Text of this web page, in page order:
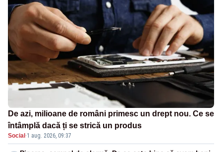
De azi, milioane de români primesc un drept nou. Ce se
întâmplă dacă ți se strică un produs
Social ·1 aug. 2026, 09:37